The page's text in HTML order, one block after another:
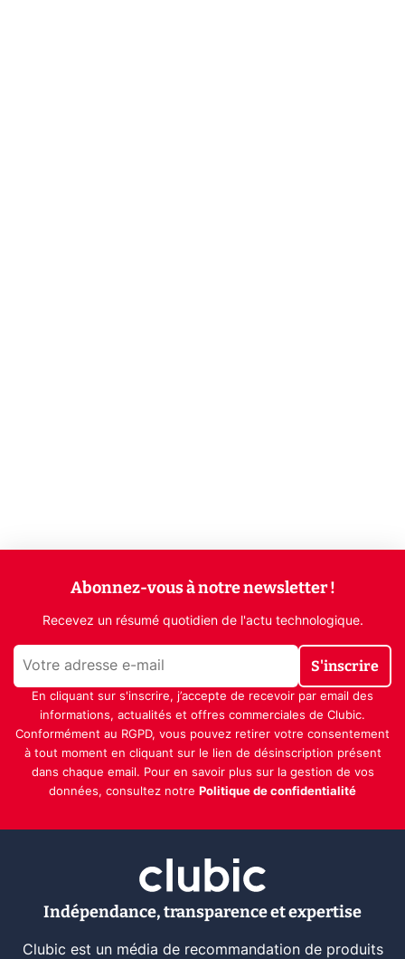
Abonnez-vous à notre newsletter !
Recevez un résumé quotidien de l'actu technologique.
S'inscrire
En cliquant sur s'inscrire, j’accepte de recevoir par email des
informations, actualités et offres commerciales de Clubic.
Conformément au RGPD, vous pouvez retirer votre consentement
à tout moment en cliquant sur le lien de désinscription présent
dans chaque email. Pour en savoir plus sur la gestion de vos
données, consultez notre Politique de confidentialité
Indépendance, transparence et expertise
Clubic est un média de recommandation de produits